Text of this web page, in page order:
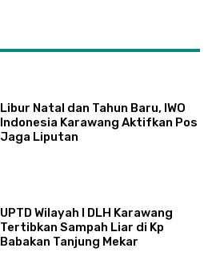
Libur Natal dan Tahun Baru, IWO
Indonesia Karawang Aktifkan Pos
Jaga Liputan
UPTD Wilayah I DLH Karawang
Tertibkan Sampah Liar di Kp
Babakan Tanjung Mekar